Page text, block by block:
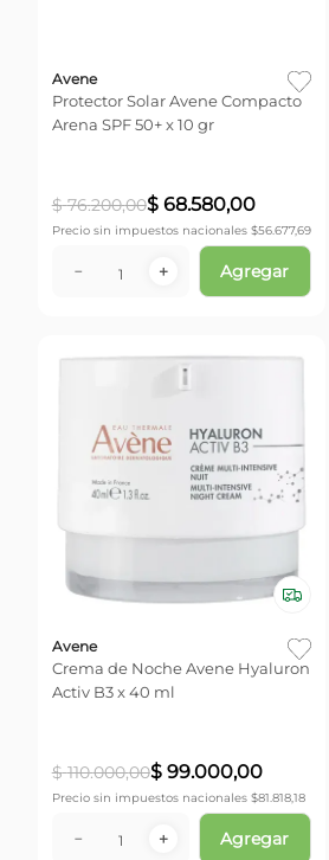
Avene
Protector Solar Avene Compacto
Arena SPF 50+ x 10 gr
$ 76.200,00$ 68.580,00
Precio sin impuestos nacionales $56.677,69
＋
－ Agregar
Avene
Crema de Noche Avene Hyaluron
Activ B3 x 40 ml
$ 110.000,00$ 99.000,00
Precio sin impuestos nacionales $81.818,18
＋
－ Agregar